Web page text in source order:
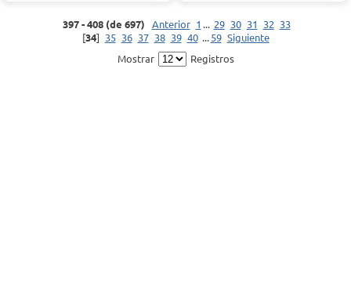
397 - 408 (de 697) Anterior 1 ... 29 30 31 32 33
[34] 35 36 37 38 39 40 ... 59 Siguiente
Mostrar
Registros